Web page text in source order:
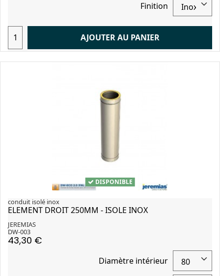
Finition
AJOUTER AU PANIER
DISPONIBLE
conduit isolé inox
ELEMENT DROIT 250MM - ISOLE INOX
JEREMIAS
DW-003
43,30 €
Diamètre intérieur